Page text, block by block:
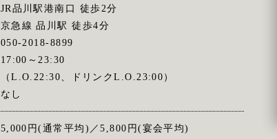
JR品川駅港南口 徒歩2分
京急線 品川駅 徒歩4分
050-2018-8899
17:00～23:30
（L.O.22:30、ドリンクL.O.23:00）
なし
5,000円(通常平均)／5,800円(宴会平均)